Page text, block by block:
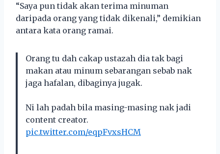
“Saya pun tidak akan terima minuman
daripada orang yang tidak dikenali,” demikian
antara kata orang ramai.
Orang tu dah cakap ustazah dia tak bagi
makan atau minum sebarangan sebab nak
jaga hafalan, dibaginya jugak.
Ni lah padah bila masing-masing nak jadi
content creator.
pic.twitter.com/eqpFvxsHCM